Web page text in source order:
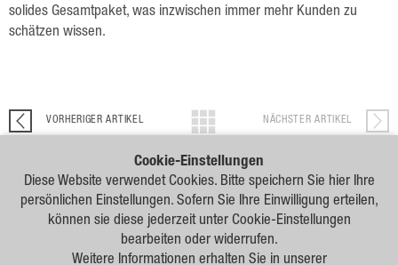
Cookie-Einstellungen
Diese Website verwendet Cookies. Bitte speichern Sie hier Ihre
persönlichen Einstellungen. Sofern Sie Ihre Einwilligung erteilen,
können sie diese jederzeit unter Cookie-Einstellungen
bearbeiten oder widerrufen.
Weitere Informationen erhalten Sie in unserer
solides Gesamtpaket, was inzwischen immer mehr Kunden zu
schätzen wissen.
VORHERIGER ARTIKEL NÄCHSTER ARTIKEL
Unsere
Vertriebspartner
Logistik
GSA Russland
GSA Deutschland
Impressum
Sitemap